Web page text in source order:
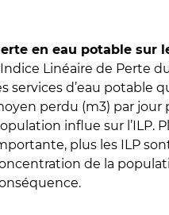
en eau potable sur
Linéaire de Perte
services d’eau potable
perdu (m3) par jour
influe sur l’ILP.
plus les ILP
de la